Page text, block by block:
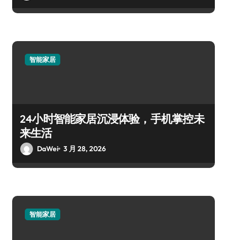
智能家居
24小时智能家居沉浸体验，手机掌控未
来生活
DaWei 3 月 28, 2026
智能家居